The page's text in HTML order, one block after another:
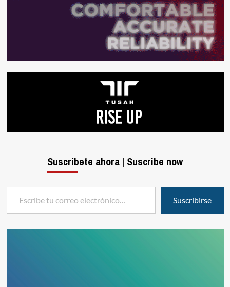
Suscríbete ahora | Suscribe now
Escribe tu correo electrónico…
Suscribirse